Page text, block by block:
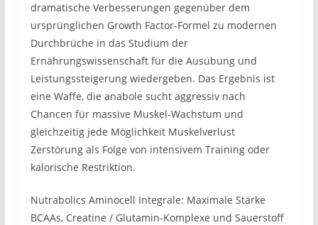
dramatische Verbesserungen gegenüber dem
ursprünglichen Growth Factor-Formel zu modernen
Durchbrüche in das Studium der
Ernährungswissenschaft für die Ausübung und
Leistungssteigerung wiedergeben. Das Ergebnis ist
eine Waffe, die anabole sucht aggressiv nach
Chancen für massive Muskel-Wachstum und
gleichzeitig jede Möglichkeit Muskelverlust
Zerstörung als Folge von intensivem Training oder
kalorische Restriktion.
Nutrabolics Aminocell Integrale: Maximale Stärke
BCAAs, Creatine / Glutamin-Komplexe und Sauerstoff